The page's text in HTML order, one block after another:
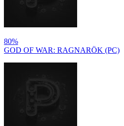
80%
GOD OF WAR: RAGNARÖK (PC)